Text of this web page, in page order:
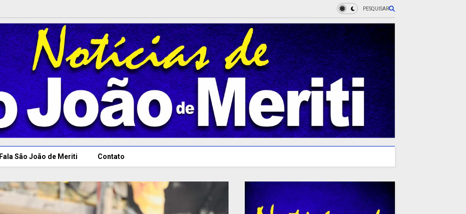
PESQUISAR
Fala São João de Meriti Contato